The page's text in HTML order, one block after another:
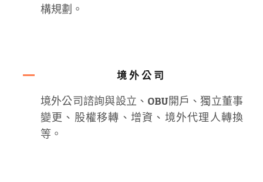
構規劃。
境外公司
境外公司諮詢與設立、OBU開戶、獨立董事
變更、股權移轉、增資、境外代理人轉換
等。